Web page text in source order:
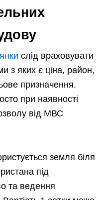
слід враховувати
з яких є ціна, район,
призначення.
при наявності
від МВС
земля біля
під
та ведення